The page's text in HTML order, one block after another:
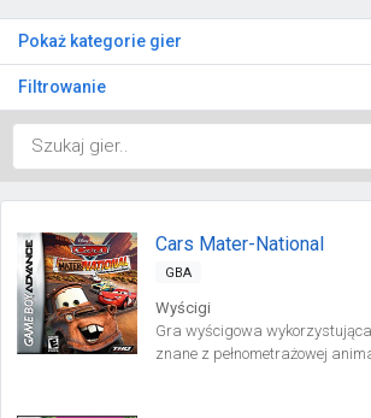
Pokaż kategorie gier
Filtrowanie
Cars Mater-National
GBA
Wyścigi
Gra wyścigowa
znane z pełnometrażowej